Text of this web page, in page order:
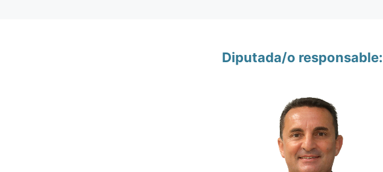
Diputada/o responsable: